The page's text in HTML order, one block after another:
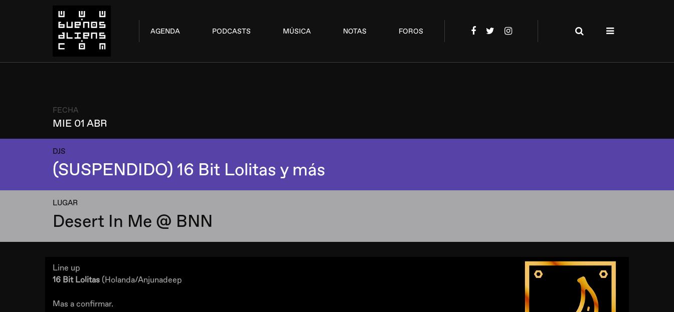
AGENDA PODCASTS MÚSICA NOTAS FOROS
FECHA
MIE 01 ABR
DJS
(SUSPENDIDO) 16 Bit Lolitas y más
LUGAR
Desert In Me @ BNN
Line up
16 Bit Lolitas (Holanda/Anjunadeep
Mas a confirmar.